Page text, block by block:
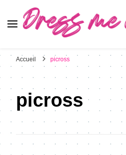
Accueil picross
picross